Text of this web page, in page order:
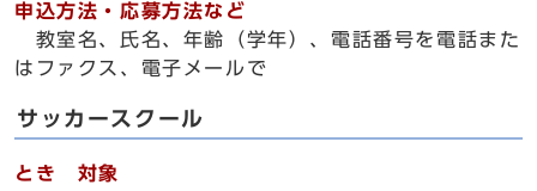
申込方法・応募方法など
教室名、氏名、年齢（学年）、電話番号を電話また
はファクス、電子メールで
サッカースクール
とき 対象